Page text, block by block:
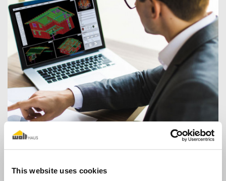
This website uses cookies
Online-Kurse mit TecnoAcademy